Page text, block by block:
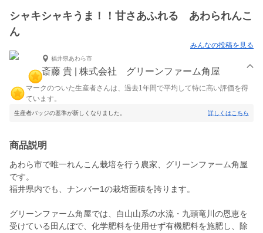
シャキシャキうま！！甘さあふれる あわられんこ
ん
みんなの投稿を見る
福井県あわら市
斎藤 貴 | 株式会社 グリーンファーム角屋
マークのついた生産者さんは、過去1年間で平均して特に高い評価を得
ています。
生産者バッジの基準が新しくなりました。 詳しくはこちら
商品説明
あわら市で唯一れんこん栽培を行う農家、グリーンファーム角屋
です。
福井県内でも、ナンバー1の栽培面積を誇ります。
グリーンファーム角屋では、白山山系の水流・九頭竜川の恩恵を
受けている田んぼで、化学肥料を使用せず有機肥料を施肥し、除